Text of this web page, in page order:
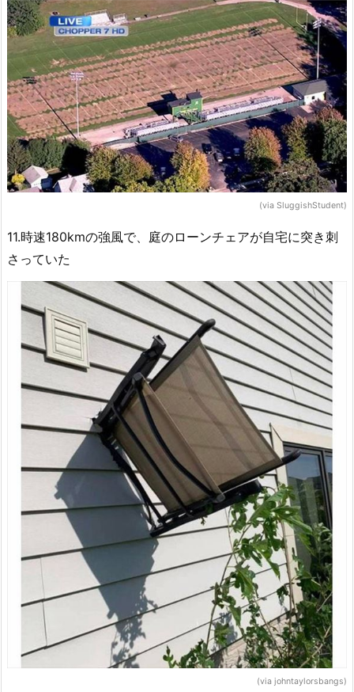
(via SluggishStudent)
11.時速180kmの強風で、庭のローンチェアが自宅に突き刺
さっていた
(via johntaylorsbangs)